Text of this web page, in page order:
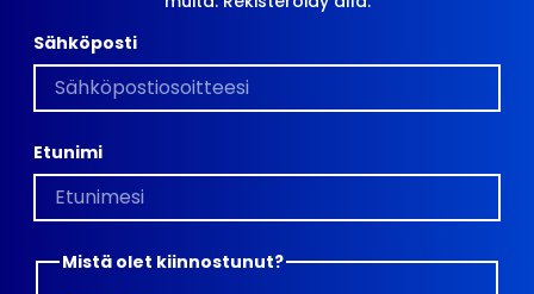
Sähköposti
Etunimi
Mistä olet kiinnostunut?